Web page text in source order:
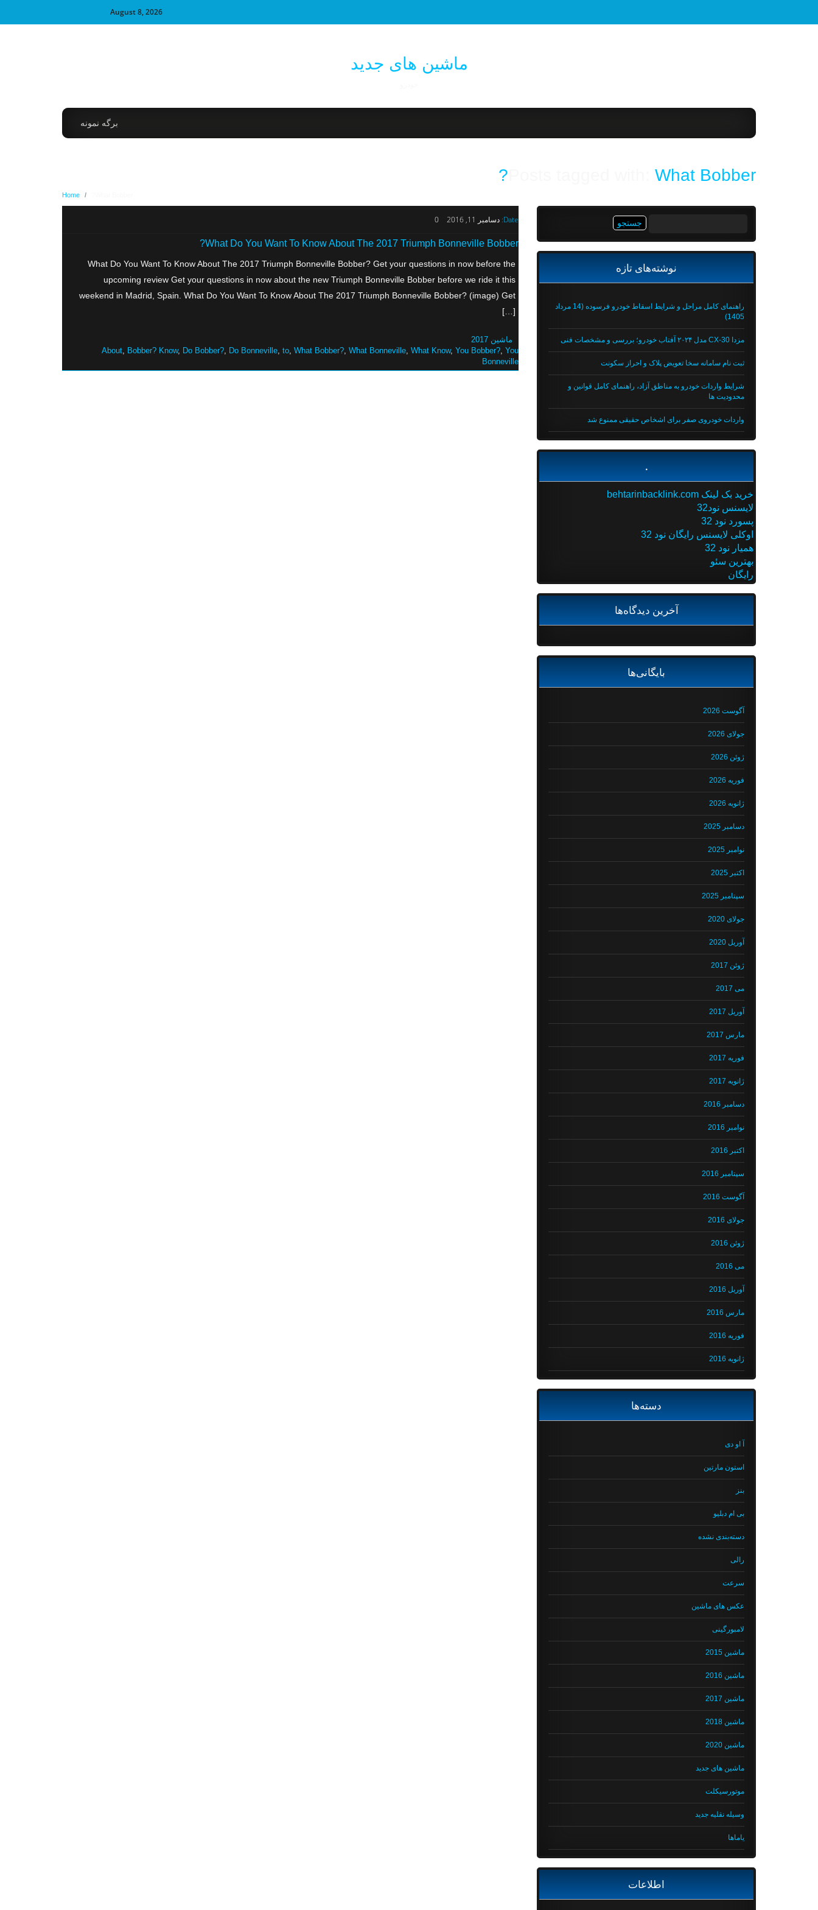
August 8, 2026
ماشین های جدید
برگه نمونه
What Bobber?
Home /
Date: دسامبر 11, 2016 0
What Do You Want To Know About The 2017 Triumph Bonneville Bobber?
What Do You Want To Know About The 2017 Triumph Bonneville Bobber? Get your questions in now before the
upcoming review Get your questions in now about the new Triumph Bonneville Bobber before we ride it this
weekend in Madrid, Spain. What Do You Want To Know About The 2017 Triumph Bonneville Bobber? (image) Get
[…]
ماشین 2017
About
Bobber? Know, Do Bobber? Do Bonneville to What Bobber? What Bonneville What Know, You Bobber? You
Bonneville
نوشته‌های تازه
راهنمای کامل مراحل و شرایط اسقاط خودرو فرسوده (14 مرداد
1405)
مزدا CX-30 مدل ۲۰۲۴ آفتاب خودرو؛ بررسی و مشخصات فنی
ثبت نام سامانه سخا تعویض پلاک و احراز سکونت
شرایط واردات خودرو به مناطق آزاد، راهنمای کامل قوانین و
محدودیت ها
واردات خودروی صفر برای اشخاص حقیقی ممنوع شد
.
خرید بک لینک behtarinbacklink.com
لایسنس نود32
پسورد نود 32
اوکلی لایسنس رایگان نود 32
همیار نود 32
بهترین سئو
رایگان
آخرین دیدگاه‌ها
بایگانی‌ها
آگوست 2026
جولای 2026
ژوئن 2026
فوریه 2026
ژانویه 2026
دسامبر 2025
نوامبر 2025
اکتبر 2025
سپتامبر 2025
جولای 2020
آوریل 2020
ژوئن 2017
می 2017
آوریل 2017
مارس 2017
فوریه 2017
ژانویه 2017
دسامبر 2016
نوامبر 2016
اکتبر 2016
سپتامبر 2016
آگوست 2016
جولای 2016
ژوئن 2016
می 2016
آوریل 2016
مارس 2016
فوریه 2016
ژانویه 2016
دسته‌ها
آ او دی
استون مارتین
بنز
بی ام دبلیو
دسته‌بندی نشده
رالی
سرعت
عکس های ماشین
لامبورگینی
ماشین 2015
ماشین 2016
ماشین 2017
ماشین 2018
ماشین 2020
ماشین های جدید
موتورسیکلت
وسیله نقلیه جدید
یاماها
اطلاعات